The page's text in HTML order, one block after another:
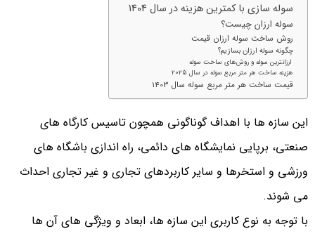
سوله سازی با کمترین هزینه در سال 1404
سوله ارزان چیست؟
روش ساخت سوله ارزان قیمت
چگونه سوله ارزان بسازیم؟
ارزانترین سوله و روش‌های ساخت سوله
هزینه ساخت هر متر مربع سوله در سال 2025
قیمت ساخت هر متر مربع سوله سال 1403
این سازه ها با اهداف گوناگونی همچون تاسیس کارگاه های
صنعتی، برپایی نمایشگاه های دائمی، راه اندازی باشگاه های
ورزشی و استخرها و سایر کاربردهای تجاری و غیر تجاری احداث
می شوند.
با توجه به نوع کاربری این سازه ها، ابعاد و ویژگی های آن ها